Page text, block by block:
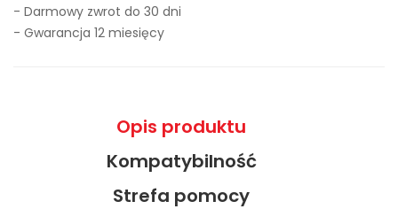
- Darmowy zwrot do 30 dni
- Gwarancja 12 miesięcy
Opis produktu
Kompatybilność
Strefa pomocy